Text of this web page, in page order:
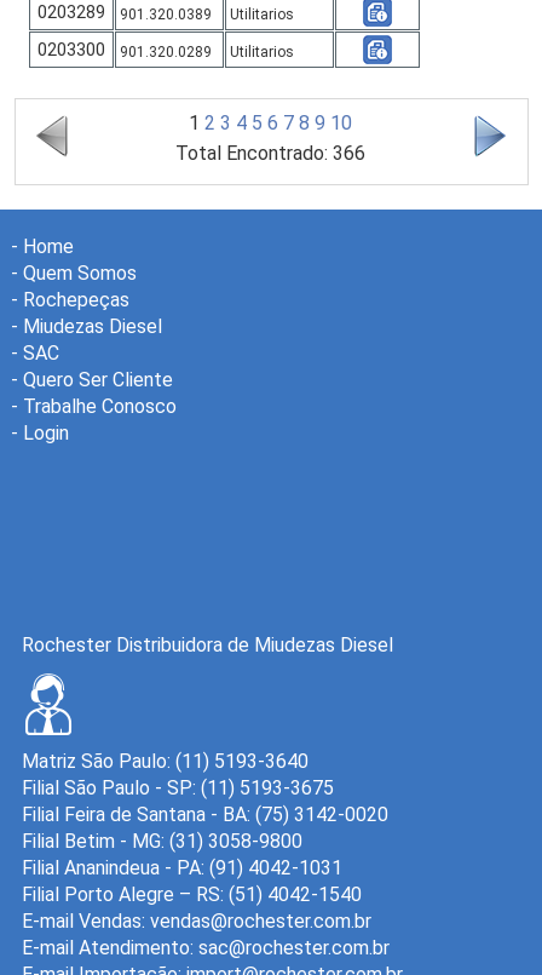
0203289 901.320.0389 Utilitarios
0203300 901.320.0289 Utilitarios
1 2 3 4 5 6 7 8 9 10
Total Encontrado: 366
- Home
- Quem Somos
- Rochepeças
- Miudezas Diesel
- SAC
- Quero Ser Cliente
- Trabalhe Conosco
- Login
Rochester Distribuidora de Miudezas Diesel
Matriz São Paulo: (11) 5193-3640
Filial São Paulo - SP: (11) 5193-3675
Filial Feira de Santana - BA: (75) 3142-0020
Filial Betim - MG: (31) 3058-9800
Filial Ananindeua - PA: (91) 4042-1031
Filial Porto Alegre – RS: (51) 4042-1540
E-mail Vendas:
E-mail Atendimento: